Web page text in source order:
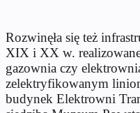
Rozwinęła się też
XIX i XX w.
gazownia czy
zelektryfikowanym
budynek Elektrowni